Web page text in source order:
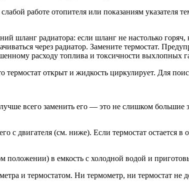
работе отопителя или показаниям указателя
шланг радиатора: если шланг не настолько
через радиатор. Замените термостат.
расходу топлива и токсичности выхлопных
термостат открыт и жидкость циркулирует. Для
всего заменить его — это не слишком большие
с двигателя (см. ниже). Если термостат
положении) в емкость с холодной водой и
и термостатом. Ни термометр, ни термостат не